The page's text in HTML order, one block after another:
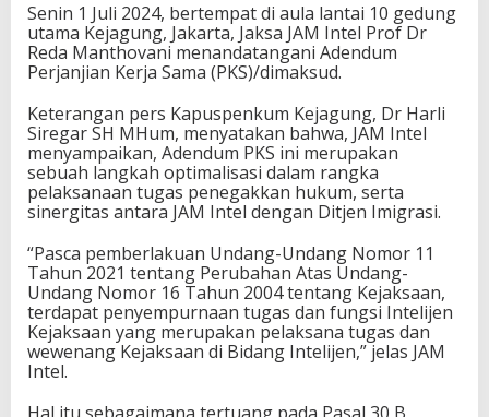
Senin 1 Juli 2024, bertempat di aula lantai 10 gedung
utama Kejagung, Jakarta, Jaksa JAM Intel Prof Dr
Reda Manthovani menandatangani Adendum
Perjanjian Kerja Sama (PKS)/dimaksud.
Keterangan pers Kapuspenkum Kejagung, Dr Harli
Siregar SH MHum, menyatakan bahwa, JAM Intel
menyampaikan, Adendum PKS ini merupakan
sebuah langkah optimalisasi dalam rangka
pelaksanaan tugas penegakkan hukum, serta
sinergitas antara JAM Intel dengan Ditjen Imigrasi.
“Pasca pemberlakuan Undang-Undang Nomor 11
Tahun 2021 tentang Perubahan Atas Undang-
Undang Nomor 16 Tahun 2004 tentang Kejaksaan,
terdapat penyempurnaan tugas dan fungsi Intelijen
Kejaksaan yang merupakan pelaksana tugas dan
wewenang Kejaksaan di Bidang Intelijen,” jelas JAM
Intel.